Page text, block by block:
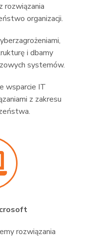
rozwiązania
organizacji.
i dbamy
systemów.
wsparcie IT
z zakresu
rozwiązania